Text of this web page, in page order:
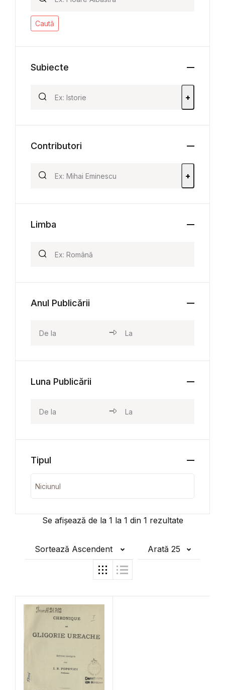
Se afișează de la 1 la 1 din 1 rezultate
Sortează Ascendent Arată 25
Caută
Subiecte
+
Contributori
+
Limba
Anul Publicării
Luna Publicării
Tipul